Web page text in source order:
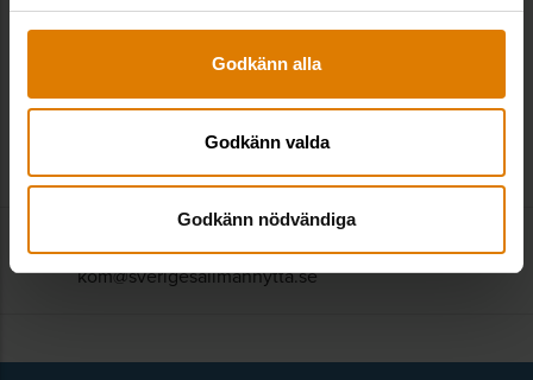
Godkänn alla
Godkänn valda
Godkänn nödvändiga
europeisk och nationell nivå. Arbetar med bl.a. Nils
bjorn.berggren@sverigesallmannytta.se
Kontakta redaktionen:
kom@sverigesallmannytta.se